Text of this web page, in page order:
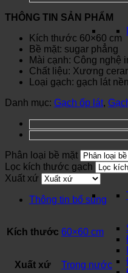
THÔNG TIN SẢN PHẨM
Kích thước 60×60 cm
Bề mặt: sugar phẳng
Mài cạnh: Công nghệ
Chất liệu: Xương
Loại gạch: gạch lát nền
Danh mục: Gạch ốp lát,
Phân loại bề mặt
Lọc kích thước gạch
Xuất xứ
Thông tin bổ sung
Kích thước 60×60 cm
Xuất xứ Trong nước